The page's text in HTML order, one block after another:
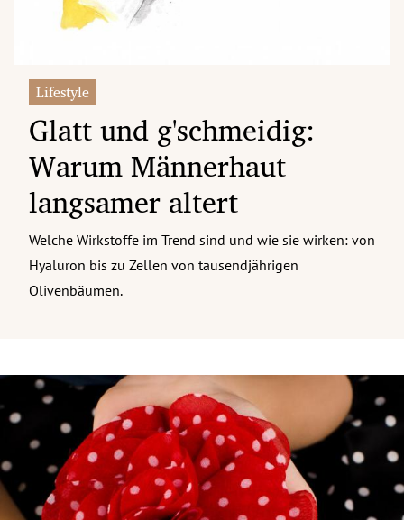
Lifestyle
Glatt und g'schmeidig:
Warum Männerhaut
langsamer altert
Welche Wirkstoffe im Trend sind und wie sie wirken: von
Hyaluron bis zu Zellen von tausendjährigen
Olivenbäumen.